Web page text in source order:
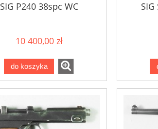
SIG P240 38spc WC
10 400,00 zł
do koszyka
SIG